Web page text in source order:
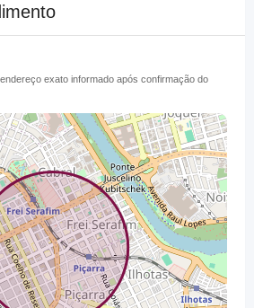
exato informado após confirmação do